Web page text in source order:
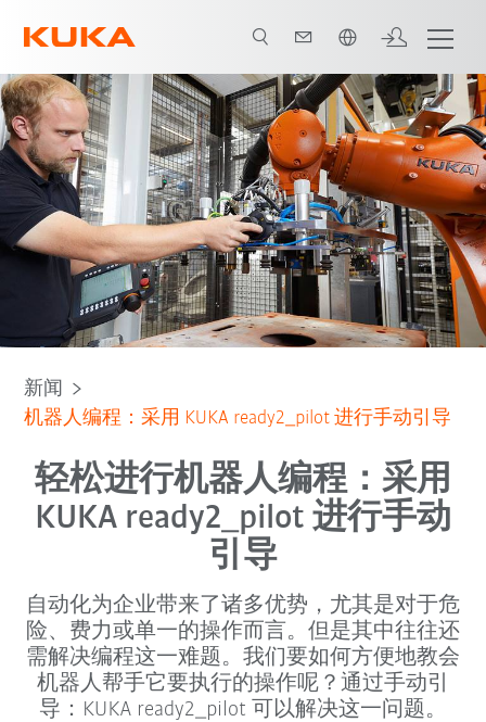
新闻
机器人编程：采用 KUKA ready2_pilot 进行手动引导
轻松进行机器人编程：采用
KUKA ready2_pilot 进行手动
引导
自动化为企业带来了诸多优势，尤其是对于危
险、费力或单一的操作而言。但是其中往往还
需解决编程这一难题。我们要如何方便地教会
机器人帮手它要执行的操作呢？通过手动引
导：KUKA ready2_pilot 可以解决这一问题。